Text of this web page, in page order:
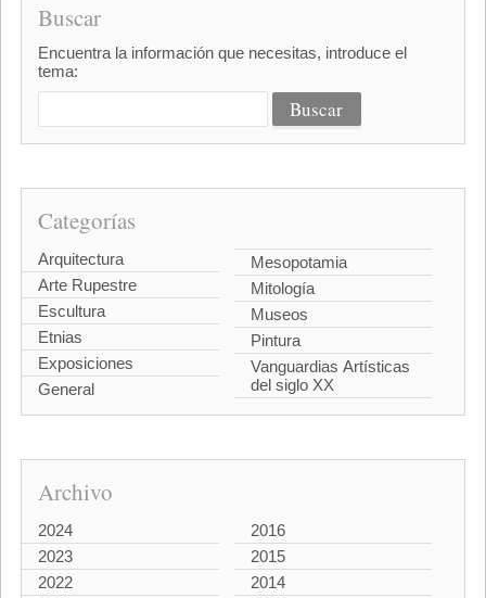
Buscar
Encuentra la información que necesitas, introduce el
tema:
Categorías
Arquitectura
Arte Rupestre
Escultura
Etnias
Exposiciones
General
Mesopotamia
Mitología
Museos
Pintura
Vanguardias Artísticas
del siglo XX
Archivo
2024
2023
2022
2016
2015
2014